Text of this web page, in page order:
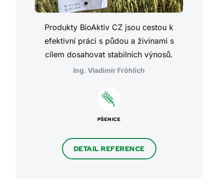
Produkty BioAktiv CZ jsou cestou k
efektivní práci s půdou a živinami s
cílem dosahovat stabilních výnosů.
Ing. Vladimír Fröhlich
PŠENICE
DETAIL REFERENCE